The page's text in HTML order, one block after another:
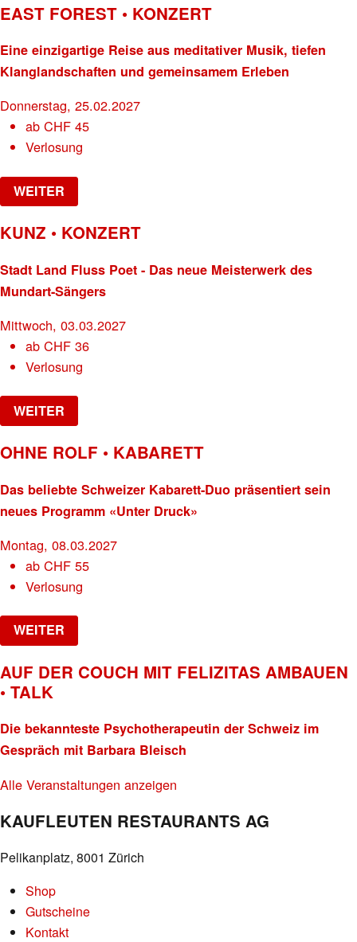
EAST FOREST • KONZERT
Eine einzigartige Reise aus meditativer Musik, tiefen
Klanglandschaften und gemeinsamem Erleben
Donnerstag, 25.02.2027
abCHF 45
Verlosung
WEITER
KUNZ • KONZERT
Stadt Land Fluss Poet - Das neue Meisterwerk des
Mundart-Sängers
Mittwoch, 03.03.2027
abCHF 36
Verlosung
WEITER
OHNE ROLF • KABARETT
Das beliebte Schweizer Kabarett-Duo präsentiert sein
neues Programm «Unter Druck»
Montag, 08.03.2027
abCHF 55
Verlosung
WEITER
AUF DER COUCH MIT FELIZITAS AMBAUEN
• TALK
Die bekannteste Psychotherapeutin der Schweiz im
Gespräch mit Barbara Bleisch
Alle Veranstaltungen anzeigen
KAUFLEUTEN RESTAURANTS AG
Pelikanplatz, 8001 Zürich
Shop
Gutscheine
Kontakt